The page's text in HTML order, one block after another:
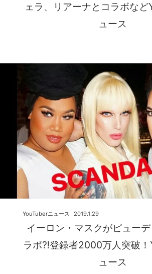
ェラ、リアーナとコラボなど
ュース
イーロン・マスクがピュー
ラボ⁈登録者2000万人突破！
ュース
2019.1.29
YouTuberニュース